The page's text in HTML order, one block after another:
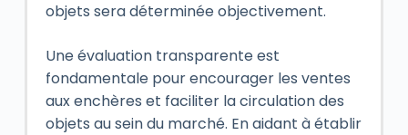
objets sera déterminée objectivement.
Une évaluation transparente est
fondamentale pour encourager les ventes
aux enchères et faciliter la circulation des
objets au sein du marché. En aidant à établir